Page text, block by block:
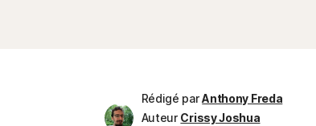
Rédigé parAnthony Freda
Auteur Crissy Joshua